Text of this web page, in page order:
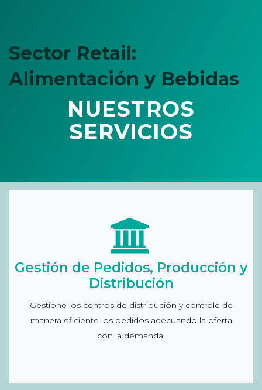
Sector Retail:
Alimentación y Bebidas
NUESTROS
SERVICIOS
Gestión de Pedidos, Producción y
Distribución
Gestione los centros de distribución y controle de
manera eficiente los pedidos adecuando la oferta
con la demanda.
Solución para la Gestión de Pedidos,
Gestión de artículos, de existencias (retirada
artículos no vendidas, reposición en caso
artículos; seguimiento del absentismo, formación,
seguridad y calidad de los trabajos del almacén;
gestión del inventario...